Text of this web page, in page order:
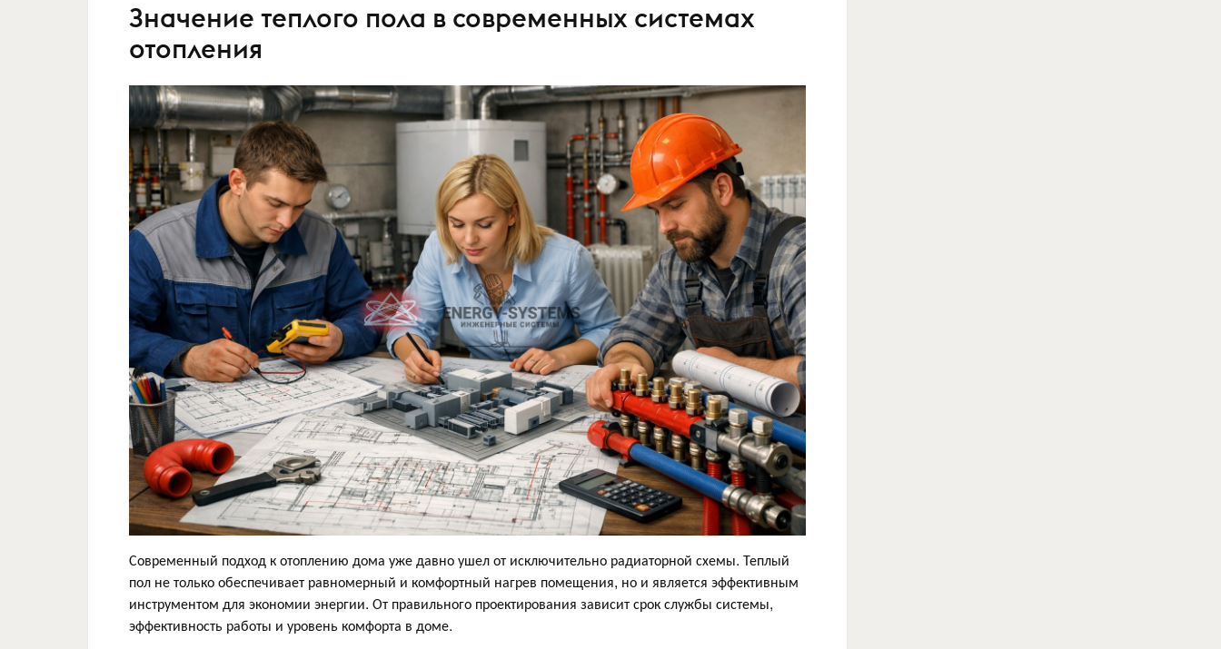
Значение теплого пола в современных системах
отопления
Современный подход к отоплению дома уже давно ушел от исключительно радиаторной схемы. Теплый
пол не только обеспечивает равномерный и комфортный нагрев помещения, но и является эффективным
инструментом для экономии энергии. От правильного проектирования зависит срок службы системы,
эффективность работы и уровень комфорта в доме.